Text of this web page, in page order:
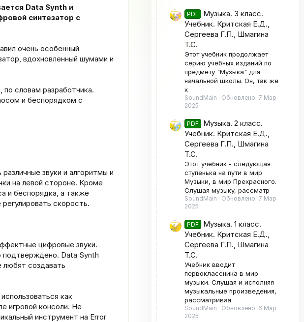
Data Synth и
синтезатор с
очень особенный
вдохновленный шумами и
словам разработчика.
и беспорядком с
звуки и алгоритмы и
на левой стороне. Кроме
и беспорядка, а также
скорость.
цифровые звуки.
Data Synth
любят создавать
как
игровой консоли. Не
инструмент на Error
PDF
Музыка. 3 класс.
Учебник. Критская Е.Д.,
Сергеева Г.П., Шмагина
Т.С.
Этот учебник продолжает
серию учебных изданий по
предмету "Музыка" для
начальной школы. Он, так же
к
SoundMain Обновлено: 7 Мар
2025
PDF
Музыка. 2 класс.
Учебник. Критская Е.Д.,
Сергеева Г.П., Шмагина
Т.С.
Этот учебник - следующая
ступенька на пути в мир
Музыки, в мир Прекрасного.
Слушая музыку, рассматр
SoundMain Обновлено: 7 Мар
2025
PDF
Музыка. 1 класс.
Учебник. Критская Е.Д.,
Сергеева Г.П., Шмагина
Т.С.
Учебник вводит
первоклассника в мир
музыки. Слушая и исполняя
музыкальные произведения,
рассматривая
SoundMain Обновлено: 6 Мар
2025